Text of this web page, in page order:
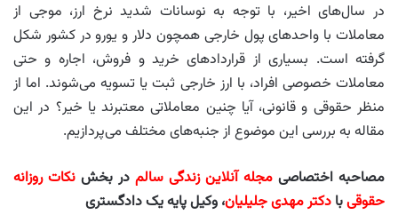
در سال‌های اخیر، با توجه به نوسانات شدید نرخ ارز، موجی از
معاملات با واحدهای پول خارجی همچون دلار و یورو در کشور شکل
گرفته است. بسیاری از قراردادهای خرید و فروش، اجاره و حتی
معاملات خصوصی افراد، با ارز خارجی ثبت یا تسویه می‌شوند. اما از
منظر حقوقی و قانونی، آیا چنین معاملاتی معتبرند یا خیر؟ در این
مقاله به بررسی این موضوع از جنبه‌های مختلف می‌پردازیم.
مصاحبه اختصاصی مجله آنلاین زندگی سالم در بخش نکات روزانه
حقوقیبا دکتر مهدی جلیلیان، وکیل پایه یک دادگستری